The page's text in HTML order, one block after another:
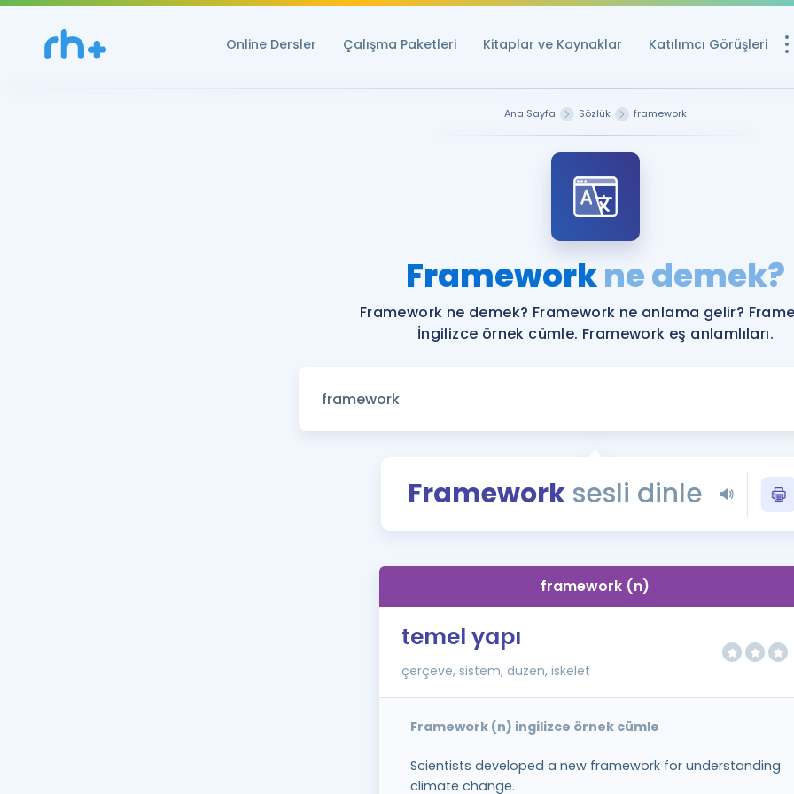
Online Dersler Çalışma Paketleri Kitaplar ve Kaynaklar Katılımcı Görüşleri
Ücretsiz
YDS ve YÖKDİL
YDS ve YÖKDİL'e
Tüm ÖSYM
YDS - YÖKDİL
İngilizce
Ana Sayfa Sözlük framework
Frameworkne demek?
Framework ne demek? Framework ne anlama gelir?
İngilizce örnek cümle. Framework eş anlamlıları.
Frameworksesli dinle
framework (n)
temel yapı
çerçeve, sistem, düzen, iskelet
Framework (n) ingilizce örnek cümle
Scientists developed a new framework for understanding
climate change.